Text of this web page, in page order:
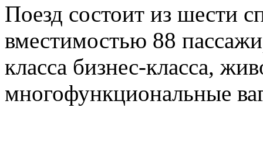
Поезд состоит из шести
вместимостью 88
класса бизнес-класса,
многофункциональные